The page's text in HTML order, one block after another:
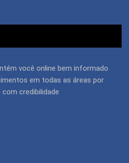
você online bem informado
em todas as áreas por
credibilidade